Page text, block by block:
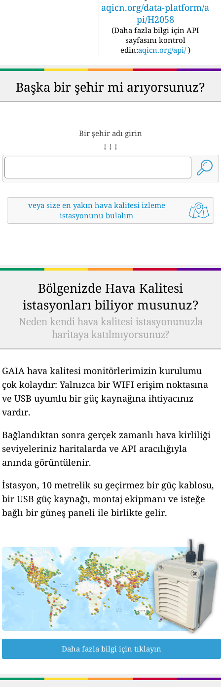
aqicn.org/data-platform/a
pi/H2058
(Daha fazla bilgi için API
sayfasını kontrol
edin:aqicn.org/api/ )
Başka bir şehir mi arıyorsunuz?
Bir şehir adı girin
↓ ↓ ↓
veya size en yakın hava kalitesi izleme
istasyonunu bulalım
Bölgenizde Hava Kalitesi
istasyonları biliyor musunuz?
Neden kendi hava kalitesi istasyonunuzla
haritaya katılmıyorsunuz?
GAIA hava kalitesi monitörlerimizin kurulumu
çok kolaydır: Yalnızca bir WIFI erişim noktasına
ve USB uyumlu bir güç kaynağına ihtiyacınız
vardır.
Bağlandıktan sonra gerçek zamanlı hava kirliliği
seviyeleriniz haritalarda ve API aracılığıyla
anında görüntülenir.
İstasyon, 10 metrelik su geçirmez bir güç kablosu,
bir USB güç kaynağı, montaj ekipmanı ve isteğe
bağlı bir güneş paneli ile birlikte gelir.
Daha fazla bilgi için tıklayın